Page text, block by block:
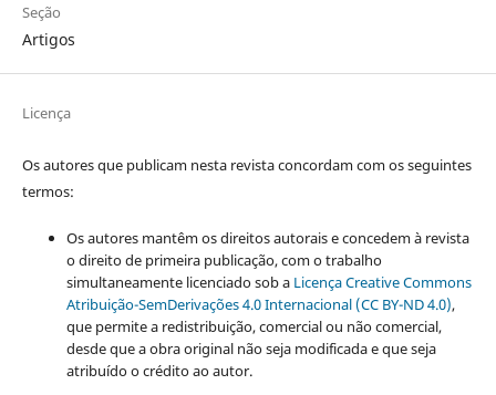
Seção
Artigos
Licença
Os autores que publicam nesta revista concordam com os seguintes
termos:
Os autores mantêm os direitos autorais e concedem à revista
o direito de primeira publicação, com o trabalho
simultaneamente licenciado sob aLicença Creative Commons
Atribuição-SemDerivações 4.0 Internacional (CC BY-ND 4.0),
que permite a redistribuição, comercial ou não comercial,
desde que a obra original não seja modificada e que seja
atribuído o crédito ao autor.